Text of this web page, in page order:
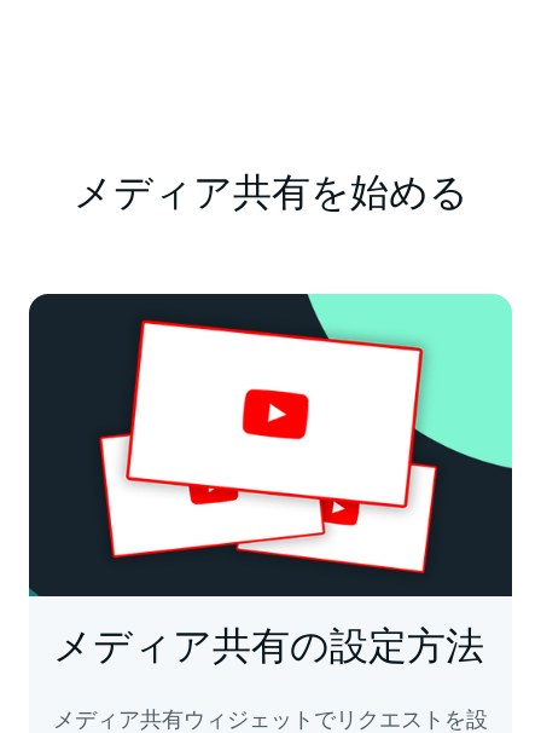
メディア共有を始める
メディア共有の設定方法
メディア共有ウィジェットでリクエストを設